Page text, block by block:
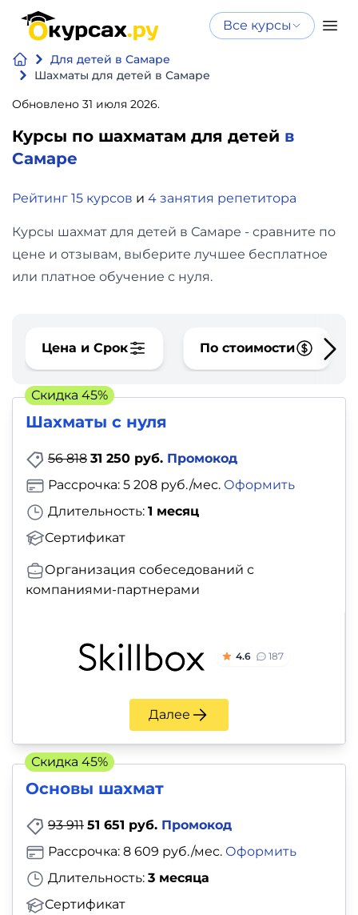
Все курсы
Для детей в Самаре
Шахматы для детей в Самаре
Обновлено 31 июля 2026.
Курсы по шахматам для детей в
Самаре
Рейтинг 15 курсов и 4 занятия репетитора
Курсы шахмат для детей в Самаре - сравните по
цене и отзывам, выберите лучшее бесплатное
или платное обучение с нуля.
Цена и Срок По стоимости
Шахматы с нуля
56 818 31 250 руб. Промокод
Длительность: 1 месяц
Сертификат
Рассрочка: 5 208 руб./мес. Оформить
Организация собеседований с
компаниями-партнерами
4.6 187
Далее
Скидка 45%
Основы шахмат
93 911 51 651 руб. Промокод
Длительность: 3 месяца
Сертификат
Рассрочка: 8 609 руб./мес. Оформить
Скидка 45%
Нейросеть
и ИИ
Бизнес
финансы
Дизайн
фото,
аудио
Маркетинг
Иностранный
язык
Для
детей
фитнес
Психология
саморазвитие
Прочее
Репетиторы
Тесты
на
Нейросеть и ИИ
интеллекту